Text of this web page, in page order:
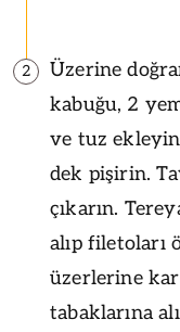
2
Üzerine
kabuğu, 2
ve tuz
dek pişirin.
çıkarın.
alıp filetoları
üzerlerine
tabaklarına